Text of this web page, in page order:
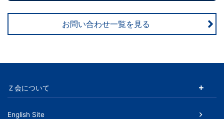
は、
や
が
て、
学
お問い合わせ一覧を見る
Ｚ会について
English Site